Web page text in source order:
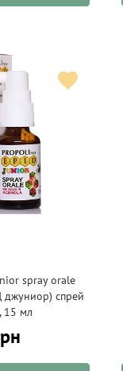
spray orale
спрей
15 мл